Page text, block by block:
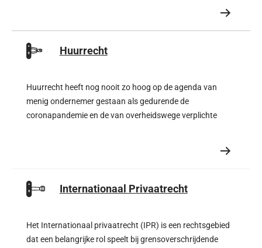
Huurrecht
Huurrecht heeft nog nooit zo hoog op de agenda van
menig ondernemer gestaan als gedurende de
coronapandemie en de van overheidswege verplichte
Internationaal Privaatrecht
Het Internationaal privaatrecht (IPR) is een rechtsgebied
dat een belangrijke rol speelt bij grensoverschrijdende